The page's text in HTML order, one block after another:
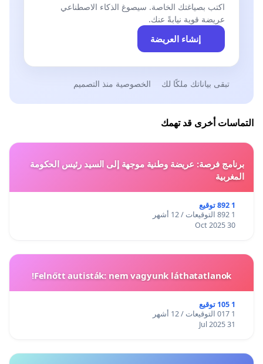
اكتب بصياغتك الخاصة. سيصوغ الذكاء الاصطناعي
عريضة قوية نيابةً عنك.
إنشاء العريضة
تبقى بياناتك ملكًا لك الخصوصية منذ التصميم
التماسات أخرى قد تهمك
برنامج فرصة: عريضة وطنية موجهة إلى السيد رئيس الحكومة
المغربية
1 892 توقيع
1 892 التوقيعات / 12 أشهر
30 Oct 2025
Felnőtt autisták: nem vagyunk láthatatlanok!
1 105 توقيع
1 017 التوقيعات / 12 أشهر
31 Jul 2025